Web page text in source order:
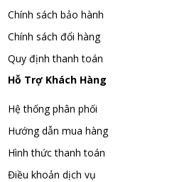
Chính sách bảo hành
Chính sách đổi hàng
Quy định thanh toán
Hỗ Trợ Khách Hàng
Hệ thống phân phối
Hướng dẫn mua hàng
Hình thức thanh toán
Điều khoản dịch vụ